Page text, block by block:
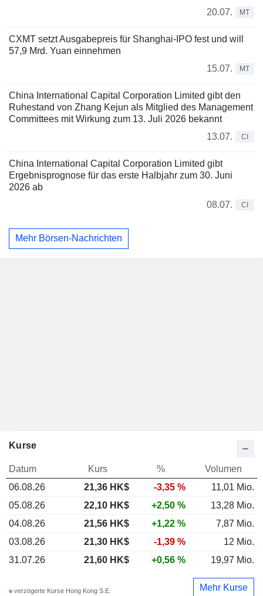
20.07.
MT
CXMT setzt Ausgabepreis für Shanghai-IPO fest und will
57,9 Mrd. Yuan einnehmen
15.07.
MT
China International Capital Corporation Limited gibt den
Ruhestand von Zhang Kejun als Mitglied des Management
Committees mit Wirkung zum 13. Juli 2026 bekannt
13.07.
CI
China International Capital Corporation Limited gibt
Ergebnisprognose für das erste Halbjahr zum 30. Juni
2026 ab
08.07.
CI
Mehr Börsen-Nachrichten
Kurse
Datum Kurs %
Volumen
06.08.26
21,36 HK$ -3,35 %
11,01 Mio.
05.08.26
22,10 HK$ +2,50 %
13,28 Mio.
04.08.26
21,56 HK$ +1,22 %
7,87 Mio.
03.08.26
21,30 HK$ -1,39 %
12 Mio.
31.07.26
21,60 HK$ +0,56 % 19,97 Mio.
verzögerte Kurse Hong Kong S.E. Mehr Kurse